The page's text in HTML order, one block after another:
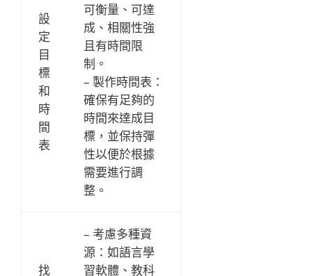
設
定
目
標
和
時
間
表
可衡量、可達
成、相關性強
且有時間限
制。
– 製作時間表：
確保有足夠的
時間來達成目
標，並保持彈
性以便於根據
需要進行調
整。
找
– 考慮多種資
源：如語言學
習軟體、教科